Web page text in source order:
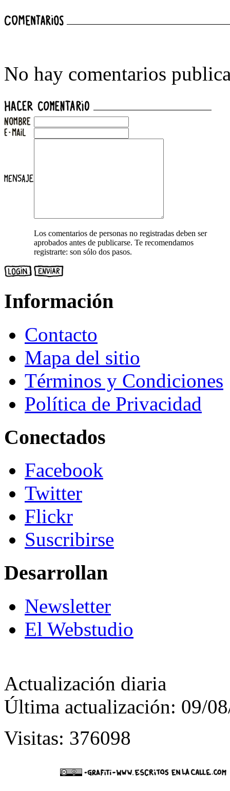
No hay comentarios
Los comentarios de personas no registradas deben ser
aprobados antes de publicarse. Te recomendamos
registrarte: son sólo dos pasos.
Información
Contacto
Mapa del sitio
Términos y Condiciones
Política de Privacidad
Conectados
Facebook
Twitter
Flickr
Suscribirse
Desarrollan
Newsletter
El Webstudio
Actualización diaria
Última actualización: 09/
Visitas: 376098